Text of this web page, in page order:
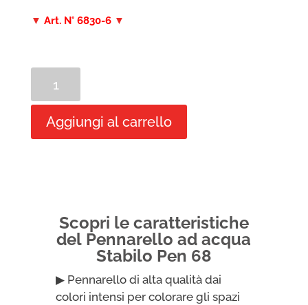
▼ Art. N° 6830-6▼
metallo
Aggiungi al carrello
Scopri le caratteristiche
del Pennarello ad acqua
Stabilo Pen 68
▶ Pennarello di alta qualità dai
colori intensi per colorare gli spazi